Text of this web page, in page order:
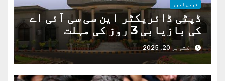
قومی امور
ڈپٹی ڈائریکٹر این سی سی آئی اے
کی بازیابی 3 روز کی مہلت
اکتوبر 20, 2025